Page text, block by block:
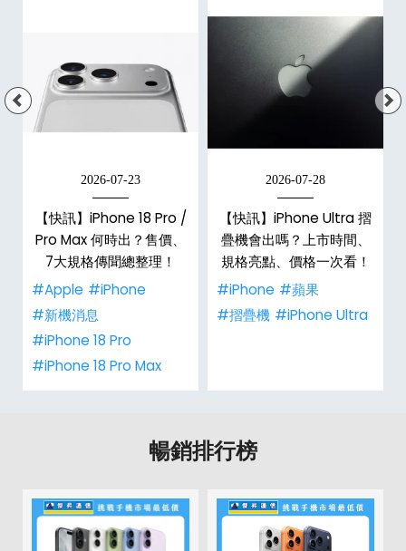
2026-07-23
【快訊】iPhone 18 Pro /
Pro Max 何時出？售價、
7大規格傳聞總整理！
#Apple #iPhone
#新機消息
#iPhone 18 Pro
#iPhone 18 Pro Max
2026-07-28
【快訊】iPhone Ultra 摺
疊機會出嗎？上市時間、
規格亮點、價格一次看！
#iPhone #蘋果
#摺疊機 #iPhone Ultra
暢銷排行榜